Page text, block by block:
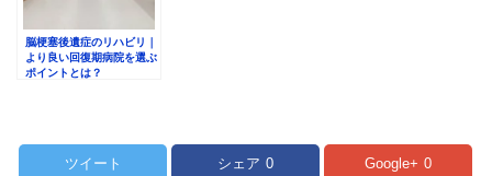
脳梗塞後遺症のリハビリ｜
より良い回復期病院を選ぶ
ポイントとは？
ツイート シェア 0 Google+ 0